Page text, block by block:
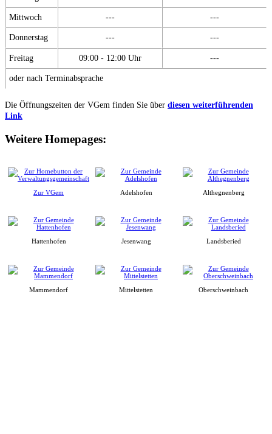
Mittwoch --- ---
Donnerstag --- ---
Freitag 09:00 - 12:00 Uhr ---
oder nach Terminabsprache
Die Öffnungszeiten der VGem finden Sie über diesen weiterführenden
Link
Weitere Homepages:
Zur VGem Adelshofen Althegnenberg
Hattenhofen Jesenwang Landsberied
Mammendorf Mittelstetten Oberschweinbach